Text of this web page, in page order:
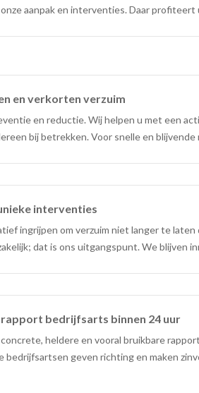
aanpak en interventies. Daar profiteert
en verkorten verzuim
en reductie. Wij helpen u met een
bij betrekken. Voor snelle en
interventies
ingrijpen om verzuim niet langer te laten
dat is ons uitgangspunt. We blijven
bedrijfsarts binnen 24 uur
heldere en vooral bruikbare
bedrijfsartsen geven richting en maken